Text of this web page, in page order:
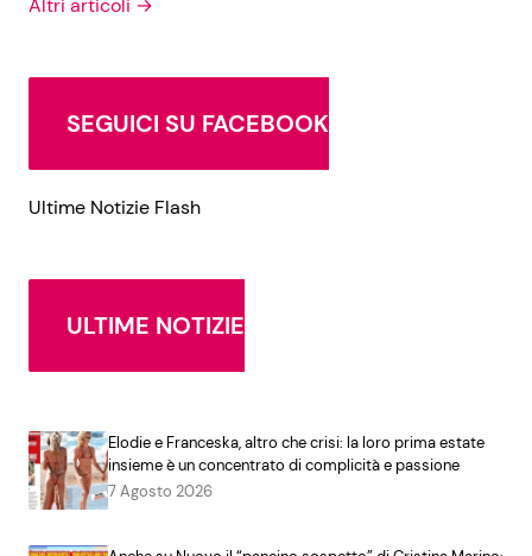
Altri articoli →
SEGUICI SU FACEBOOK
Ultime Notizie Flash
ULTIME NOTIZIE
Elodie e Franceska, altro che crisi: la loro prima estate
insieme è un concentrato di complicità e passione
7 Agosto 2026